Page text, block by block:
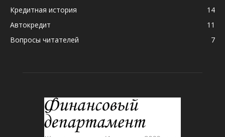
Кредитная история
14
Автокредит
11
Вопросы читателей
7